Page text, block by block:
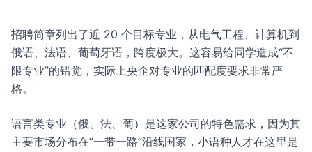
招聘简章列出了近 20 个目标专业，从电气工程、计算机到
俄语、法语、葡萄牙语，跨度极大。这容易给同学造成“不
限专业”的错觉，实际上央企对专业的匹配度要求非常严
格。
语言类专业（俄、法、葡）是这家公司的特色需求，因为其
主要市场分布在“一带一路”沿线国家，小语种人才在这里是